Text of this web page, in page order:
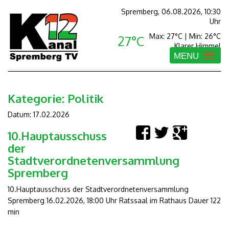
Spremberg, 06.08.2026, 10:30
Uhr
27°C Max: 27°C | Min: 26°C
Klarer Himmel
Toggle
navigation
MENU
Kategorie: Politik
Datum: 17.02.2026
10.Hauptausschuss
der
Stadtverordnetenversammlung
Spremberg
10.Hauptausschuss der Stadtverordnetenversammlung
Spremberg 16.02.2026, 18:00 Uhr Ratssaal im Rathaus Dauer 122
min